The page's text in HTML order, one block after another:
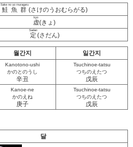
鮭魚群
Sake no uo muragaru
(さけのうおむらがる)
虚
kyo
(きょ)
定
Sadan
(さだん)
월간지 일간지
Kanotono-ushi
かのとのうし
辛丑
Tsuchinoe-tatsu
つちのえたつ
戊辰
Kanoe-ne
かのえね
庚子
Tsuchinoe-tatsu
つちのえたつ
戊辰
달